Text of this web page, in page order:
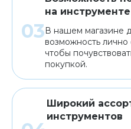
на инструменте
В нашем магазине
возможность
чтобы
покупкой.
Широкий
инструментов